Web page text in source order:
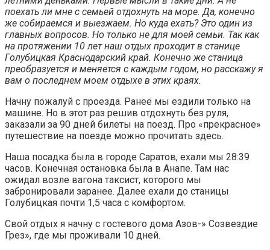
поехать ли мне с семьей отдохнуть на море. Да, конечно
же собираемся и выезжаем. Но куда ехать? Это один из
главных вопросов. Но только не для моей семьи. Так как
на протяжении 10 лет наш отдых проходит в станице
Голубицкая Краснодарский край. Конечно же станица
преобразуется и меняется с каждым годом, но расскажу я
вам о последнем моем отдыхе в этих краях.
Начну пожалуй с проезда. Ранее мы ездили только на
машине. Но в этот раз решив отдохнуть без руля,
заказали за 90 дней билеты на поезд. Про «прекрасное»
путешествие на поезде можно прочитать здесь.
Наша посадка была в городе Саратов, ехали мы 28:39
часов. Конечная остановка была в Анапе. Там нас
ожидал возле вагона таксист, которого мы
забронировали заранее. Далее ехали до станицы
Голубицкая почти 1,5 часа с комфортом.
Свой отдых я начну с гостевого дома Азов-» Созвездие
Грез», где мы проживали 10 дней.